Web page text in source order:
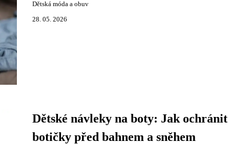
Dětská móda a obuv
28. 05. 2026
Dětské návleky na boty: Jak ochránit
botičky před bahnem a sněhem